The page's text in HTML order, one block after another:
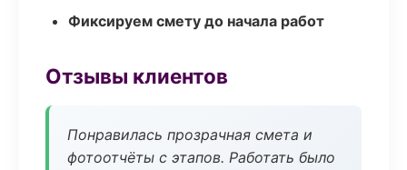
Фиксируем смету до начала работ
Отзывы клиентов
Понравилась прозрачная смета и
фотоотчёты с этапов. Работать было